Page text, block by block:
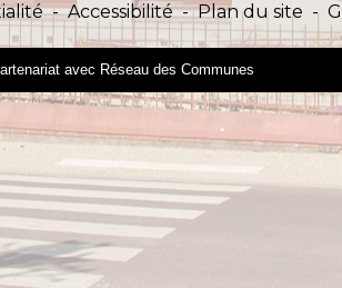
- Accessibilité - Plan du site -
avec Réseau des Communes